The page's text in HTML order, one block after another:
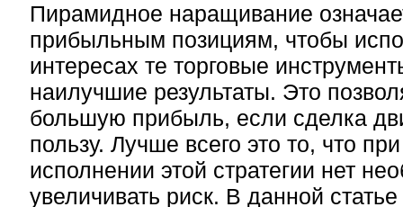
Пирамидное наращивание
прибыльным позициям, чтобы
интересах те торговые
наилучшие результаты. Это
большую прибыль, если сделка
пользу. Лучше всего это то, что
исполнении этой стратегии нет
увеличивать риск. В данной